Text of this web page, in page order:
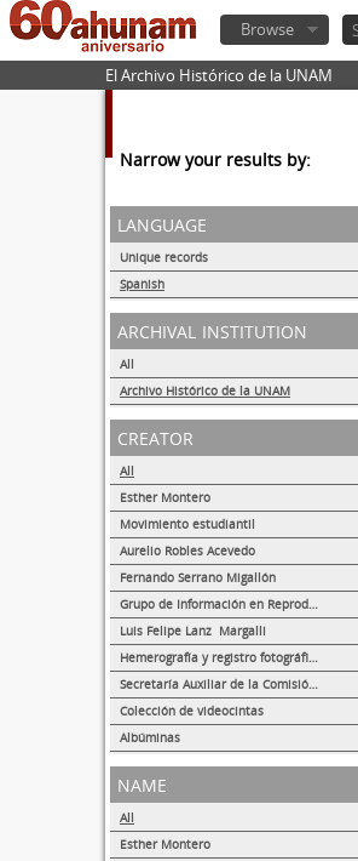
Browse
El Archivo Histórico de la UNAM
Narrow your results by:
language
Unique records
Spanish
archival institution
All
Archivo Histórico de la UNAM
creator
All
Esther Montero
Movimiento estudiantil
Aurelio Robles Acevedo
Fernando Serrano Migallón
Grupo de Información en Reproducción Elegida (GIRE)
Luis Felipe Lanz Margalli
Hemerografía y registro fotográfico sobre el conflicto universitario de 1999-2000
Secretaría Auxiliar de la Comisión Organizadora de la Exposición 1929-1979. Autonomía Universitaria UNAM.
Colección de videocintas
Albúminas
name
All
Esther Montero